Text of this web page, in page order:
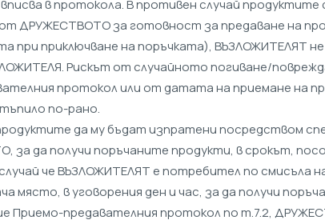
в протокола. В противен случай
от ДРУЖЕСТВОТО за готовност за предаване на
при приключване на поръчката), ВЪЗЛОЖИТЕЛЯТ
Рискът от случайното погиване/
протокол или от датата на приемане на
по-рано.
да му бъдат изпратени посредством
за да получи поръчаните продукти, в срокът,
че ВЪЗЛОЖИТЕЛЯТ е потребител по смисъла
място, в уговорения ден и час, за да получи
предавателния протокол по т.7.2,